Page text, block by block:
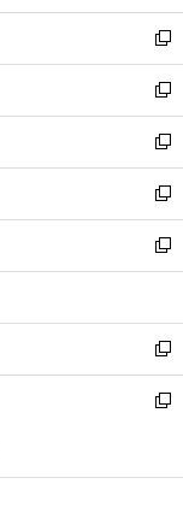
開
く
ウ
で
開
く
ン
ド
ウ
で
開
く
ウ
ィ
ン
ド
ウ
で
開
く
新
し
い
ウ
ィ
ン
ド
ウ
で
開
新
し
い
ウ
ィ
ン
ド
ウ
開
く
新
し
い
ウ
ィ
ン
ウ
で
開
く
新
し
い
ウ
ン
ド
ウ
で
新
し
ウ
ィ
ン
ド
開
新
し
い
ン
新
ウ